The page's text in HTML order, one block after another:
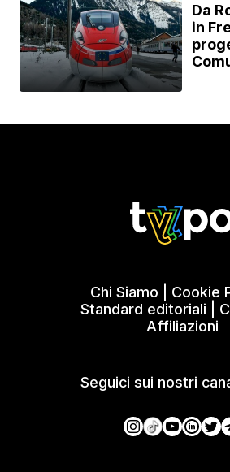
Da
in
Chi Siamo Cookie
Standard editoriali
Affiliazioni
Seguici sui nostri